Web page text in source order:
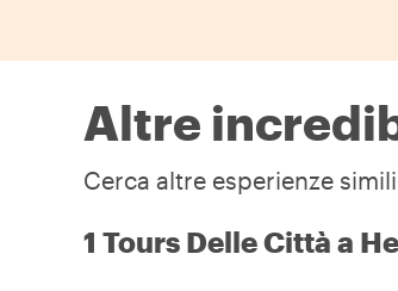
Altre
Cerca altre esperienze
1 Tours Delle Città a